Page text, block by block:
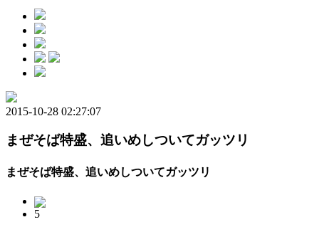
2015-10-28 02:27:07
まぜそば特盛、追いめしついてガッツリ
まぜそば特盛、追いめしついてガッツリ
5